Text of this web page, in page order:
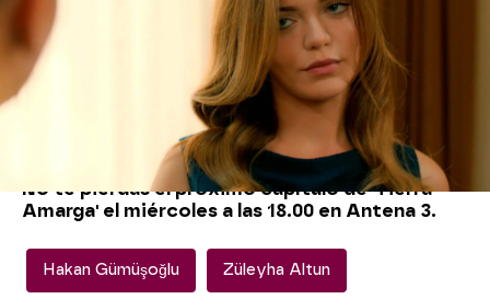
determinación de encontrar a Hülya y poder
hablar con ella, sin embargo, en mitad de su
camino se encuentra con
Mehmet Kara, que la
intercepta... ¿Qué pasará? ¿Impedirá que la
joven siga con su camino? Al final, Mehmet es
Hakan y que Züleyha encuentre a Hülya, puede
poner en peligro su identidad...
No te pierdas el próximo capítulo de 'Tierra
Amarga' el miércoles a las 18.00 en Antena 3.
Hakan Gümüşoğlu Züleyha Altun